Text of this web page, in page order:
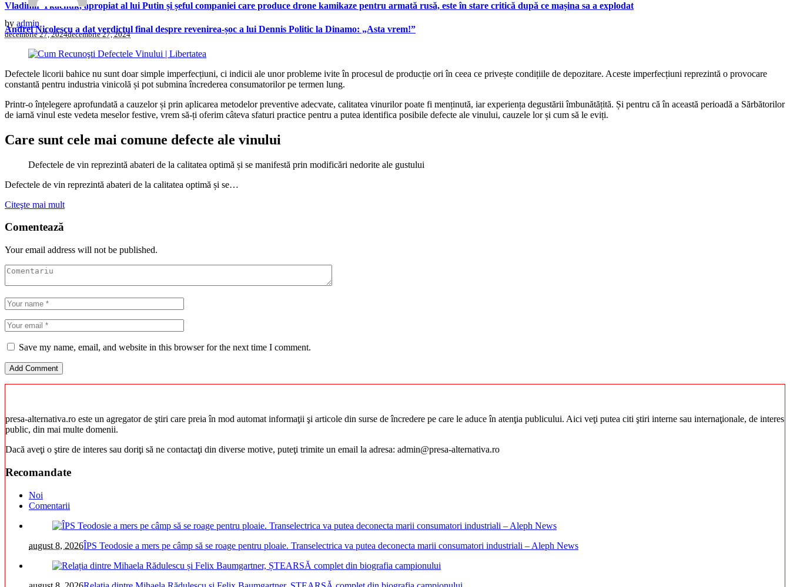
Vladimir Tkachuk, apropiat al lui Putin și șeful companiei care produce drone kamikaze pentru armată rusă, este în stare critică după ce mașina sa a explodat
Andrei Nicolescu a dat verdictul final despre revenirea-șoc a lui Dennis Politic la Dinamo: „Asta vrem!”
by admin
decembrie 27, 2024decembrie 27, 2024
Defectele licorii bahice nu sunt doar simple imperfecțiuni, ci indicii ale unor probleme ivite în procesul de producție ori în ceea ce privește condițiile de depozitare. Aceste imperfecțiuni reprezintă o provocare
constantă pentru industria vinicolă și pot submina încrederea consumatorilor pe termen lung.
Printr-o înțelegere aprofundată a cauzelor și prin aplicarea metodelor preventive adecvate, calitatea vinurilor poate fi menținută, iar experiența degustării îmbunătățită. Și pentru că în această perioadă a Sărbătorilor
de iarnă vinul este vedeta meselor festive, vrem să-ți oferim câteva sfaturi practice pentru a putea identifica posibile defecte ale vinului, cauzele lor și cum să le eviți.
Care sunt cele mai comune defecte ale vinului
Defectele de vin reprezintă abateri de la calitatea optimă și se manifestă prin modificări nedorite ale gustului
Defectele de vin reprezintă abateri de la calitatea optimă și se…
Citeşte mai mult
Comentează
Your email address will not be published.
Save my name, email, and website in this browser for the next time I comment.
presa-alternativa.ro este un agregator de ştiri care preia în mod automat informaţii şi articole din surse de încredere pe care le aduce în atenţia publicului. Aici veţi putea citi ştiri interne sau internaţionale, de interes
public, din mai multe domenii.
Dacă aveţi o ştire de interes sau doriţi să ne contactaţi din diverse motive, puteţi trimite un email la adresa: admin@presa-alternativa.ro
Recomandate
Noi
Comentarii
august 8, 2026ÎPS Teodosie a mers pe câmp să se roage pentru ploaie. Transelectrica va putea deconecta marii consumatori industriali – Aleph News